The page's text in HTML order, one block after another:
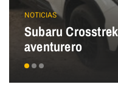
NOTICIAS
Subaru
aventurero